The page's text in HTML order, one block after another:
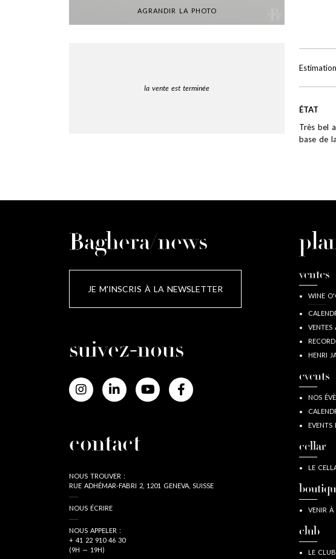
AGRANDIR LA PHOTO
la vente est terminée
Estimation
ÉTAT
Très bel
base de
Baghera/news
JE M'INSCRIS À LA NEWSLETTER
suivez-nous
contact
NOUS TROUVER :
RUE ADHÉMAR-FABRI 2, 1201 GENEVA, SUISSE
NOUS ÉCRIRE
NOUS APPELER :
+ 41 22 910 46 30
(9H — 19H)
ventes
WINE
VENTES
HENRI
events
NOS
EVENTS
cellar
LE
VENIR
club
LE CLUB